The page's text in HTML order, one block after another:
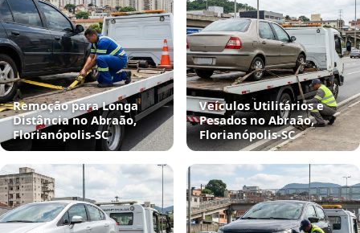
Remoção para Longa
Distância no Abraão,
Florianópolis‑SC
Veículos Utilitários e
Pesados no Abraão,
Florianópolis‑SC